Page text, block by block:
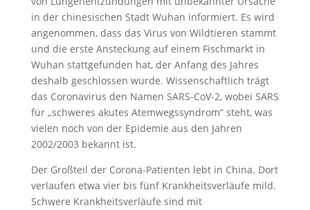
in der chinesischen Stadt Wuhan informiert. Es wird
angenommen, dass das Virus von Wildtieren stammt
und die erste Ansteckung auf einem Fischmarkt in
Wuhan stattgefunden hat, der Anfang des Jahres
deshalb geschlossen wurde. Wissenschaftlich trägt
das Coronavirus den Namen SARS-CoV-2, wobei SARS
für „schweres akutes Atemwegssyndrom“ steht, was
vielen noch von der Epidemie aus den Jahren
2002/2003 bekannt ist.
Der Großteil der Corona-Patienten lebt in China. Dort
verlaufen etwa vier bis fünf Krankheitsverläufe mild.
Schwere Krankheitsverläufe sind mit